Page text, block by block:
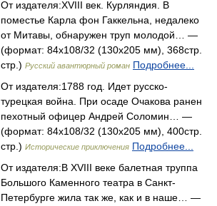
От издателя:XVIII век. Курляндия. В
поместье Карла фон Гаккельна, недалеко
от Митавы, обнаружен труп молодой… —
(формат: 84x108/32 (130х205 мм), 368стр.
стр.) Русский авантюрный роман Подробнее...
От издателя:1788 год. Идет русско-
турецкая война. При осаде Очакова ранен
пехотный офицер Андрей Соломин… —
(формат: 84x108/32 (130х205 мм), 400стр.
стр.) Исторические приключения Подробнее...
От издателя:В XVIII веке балетная труппа
Большого Каменного театра в Санкт-
Петербурге жила так же, как и в наше… —